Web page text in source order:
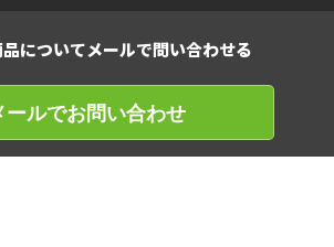
についてメールで問い合わせる
ールでお問い合わせ